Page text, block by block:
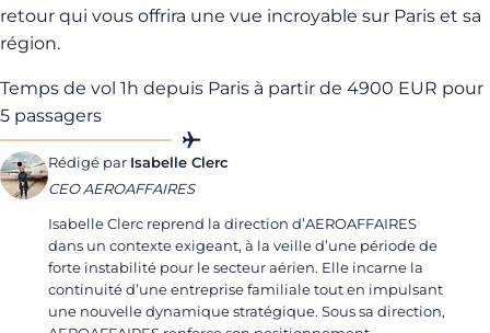
retour qui vous offrira une vue incroyable sur Paris et sa
région.
Temps de vol 1h depuis Paris à partir de 4900 EUR pour
5 passagers
Rédigé par Isabelle Clerc
CEO AEROAFFAIRES
Isabelle Clerc reprend la direction d’AEROAFFAIRES
dans un contexte exigeant, à la veille d’une période de
forte instabilité pour le secteur aérien. Elle incarne la
continuité d’une entreprise familiale tout en impulsant
une nouvelle dynamique stratégique. Sous sa direction,